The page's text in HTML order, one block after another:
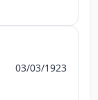
03/03/1923